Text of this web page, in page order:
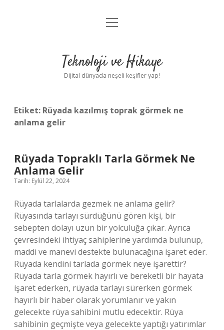
Anasayfa
Yasal Uyarı
menüyü
Teknoloji ve Hikaye
Dijital dünyada neşeli keşifler yap!
Etiket: Rüyada kazılmış toprak görmek ne
anlama gelir
Rüyada Topraklı Tarla Görmek Ne
Anlama Gelir
Tarih: Eylül 22, 2024
Rüyada tarlalarda gezmek ne anlama gelir?
Rüyasında tarlayı sürdüğünü gören kişi, bir
sebepten dolayı uzun bir yolculuğa çıkar. Ayrıca
çevresindeki ihtiyaç sahiplerine yardımda bulunup,
maddi ve manevi destekte bulunacağına işaret eder.
Rüyada kendini tarlada görmek neye işarettir?
Rüyada tarla görmek hayırlı ve bereketli bir hayata
işaret ederken, rüyada tarlayı sürerken görmek
hayırlı bir haber olarak yorumlanır ve yakın
gelecekte rüya sahibini mutlu edecektir. Rüya
sahibinin geçmişte veya gelecekte yaptığı yatırımlar